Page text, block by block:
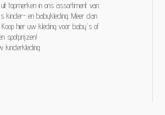
topmerken in ons assortiment van
kinder- en babykleding. Meer dan
hier uw kleding voor baby's of
spotprijzen!
kinderkleding